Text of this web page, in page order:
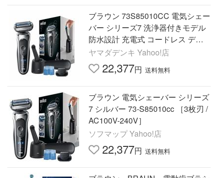
ブラウン 73S85010CC 電気シェー
バー シリーズ7 洗浄器付きモデル
防水設計 充電式 コードレス ディ
ープキャッチ網刃 3枚刃 シルバー
ヤマダデンキ Yahoo!店
22,377円 送料無料
ブラウン 電気シェーバー シリーズ
7 シルバー 73-S85010cc ［3枚刃 /
AC100V-240V］
ソフマップ Yahoo!店
22,377円 送料無料